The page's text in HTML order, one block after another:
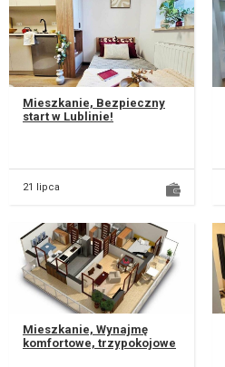
Mieszkanie, Bezpieczny
start w Lublinie!
21 lipca
Mieszkanie, Wynajmę
komfortowe, trzy­pokojowe